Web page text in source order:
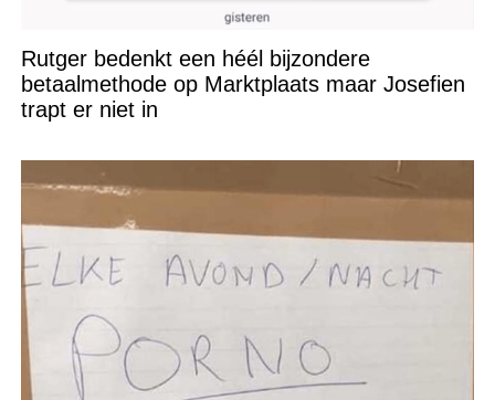
Rutger bedenkt een héél bijzondere
betaalmethode op Marktplaats maar Josefien
trapt er niet in